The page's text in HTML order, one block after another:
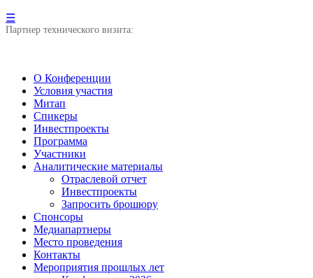
☰
Партнер технического визита:
О Конференции
Условия участия
Митап
Спикеры
Инвестпроекты
Программа
Участники
Аналитические материалы
Отраслевой отчет
Инвестпроекты
Запросить брошюру
Спонсоры
Медиапартнеры
Место проведения
Контакты
Мероприятия прошлых лет